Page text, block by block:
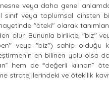
veya daha genel
veya toplumsal cinsten
"öteki" olarak
olur. Bununla birlikte, "biz"
veya "biz") sahip olduğu
en bilinen yolu olsa
hem de “değerli kılınan”
stratejilerindeki ve ötekilik